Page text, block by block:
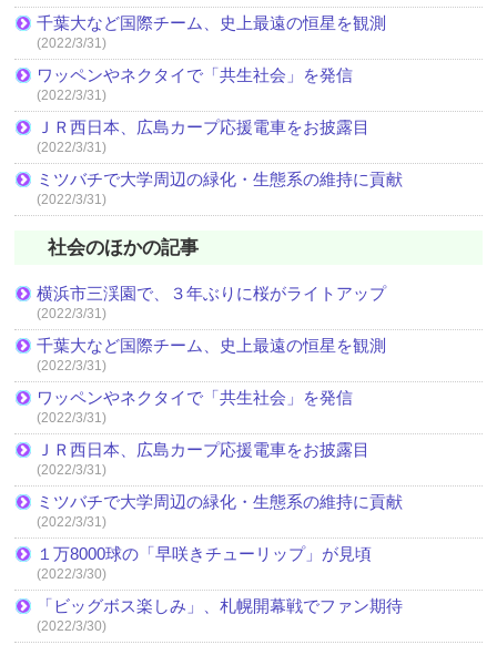
千葉大など国際チーム、史上最遠の恒星を観測
(2022/3/31)
ワッペンやネクタイで「共生社会」を発信
(2022/3/31)
ＪＲ西日本、広島カープ応援電車をお披露目
(2022/3/31)
ミツバチで大学周辺の緑化・生態系の維持に貢献
(2022/3/31)
社会のほかの記事
横浜市三渓園で、３年ぶりに桜がライトアップ
(2022/3/31)
千葉大など国際チーム、史上最遠の恒星を観測
(2022/3/31)
ワッペンやネクタイで「共生社会」を発信
(2022/3/31)
ＪＲ西日本、広島カープ応援電車をお披露目
(2022/3/31)
ミツバチで大学周辺の緑化・生態系の維持に貢献
(2022/3/31)
１万8000球の「早咲きチューリップ」が見頃
(2022/3/30)
「ビッグボス楽しみ」、札幌開幕戦でファン期待
(2022/3/30)